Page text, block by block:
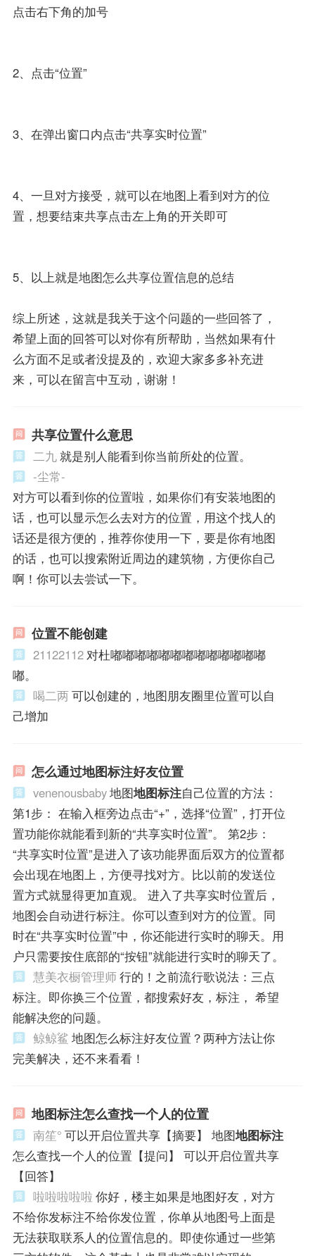
点击右下角的加号
2、点击“位置”
3、在弹出窗口内点击“共享实时位置”
4、一旦对方接受，就可以在地图上看到对方的位
置，想要结束共享点击左上角的开关即可
5、以上就是地图怎么共享位置信息的总结
综上所述，这就是我关于这个问题的一些回答了，
希望上面的回答可以对你有所帮助，当然如果有什
么方面不足或者没提及的，欢迎大家多多补充进
来，可以在留言中互动，谢谢！
共享位置什么意思
二九 就是别人能看到你当前所处的位置。
-尘常-
对方可以看到你的位置啦，如果你们有安装地图的
话，也可以显示怎么去对方的位置，用这个找人的
话还是很方便的，推荐你使用一下，要是你有地图
的话，也可以搜索附近周边的建筑物，方便你自己
啊！你可以去尝试一下。
位置不能创建
21122112对杜嘟嘟嘟嘟嘟嘟嘟嘟嘟嘟嘟嘟嘟
嘟。
喝二两可以创建的，地图朋友圈里位置可以自
己增加
怎么通过地图标注好友位置
venenousbaby地图地图标注自己位置的方法：
第1步： 在输入框旁边点击“+”，选择“位置”，打开位
置功能你就能看到新的“共享实时位置”。 第2步：
“共享实时位置”是进入了该功能界面后双方的位置都
会出现在地图上，方便寻找对方。比以前的发送位
置方式就显得更加直观。 进入了共享实时位置后，
地图会自动进行标注。你可以查到对方的位置。同
时在“共享实时位置”中，你还能进行实时的聊天。用
户只需要按住底部的“按钮”就能进行实时的聊天了。
慧美衣橱管理师行的！之前流行歌说法：三点
标注。即你换三个位置，都搜索好友，标注， 希望
能解决您的问题。
鲸鲸鲨 地图怎么标注好友位置？两种方法让你
完美解决，还不来看看！
地图标注怎么查找一个人的位置
南笙° 可以开启位置共享【摘要】 地图地图标注
怎么查找一个人的位置【提问】 可以开启位置共享
【回答】
啦啦啦啦啦 你好，楼主如果是地图好友，对方
不给你发标注不给你发位置，你单从地图号上面是
无法获取联系人的位置信息的。即使你通过一些第